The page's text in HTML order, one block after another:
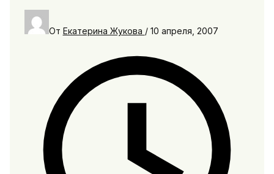
От Екатерина Жукова / 10 апреля, 2007